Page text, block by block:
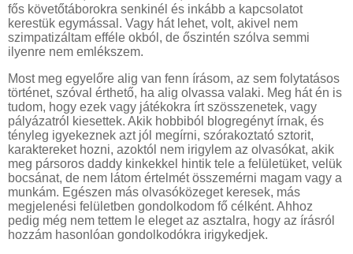
fős követőtáborokra senkinél és inkább a kapcsolatot
kerestük egymással. Vagy hát lehet, volt, akivel nem
szimpatizáltam efféle okból, de őszintén szólva semmi
ilyenre nem emlékszem.
Most meg egyelőre alig van fenn írásom, az sem folytatásos
történet, szóval érthető, ha alig olvassa valaki. Meg hát én is
tudom, hogy ezek vagy játékokra írt szösszenetek, vagy
pályázatról kiesettek. Akik hobbiból blogregényt írnak, és
tényleg igyekeznek azt jól megírni, szórakoztató sztorit,
karaktereket hozni, azoktól nem irigylem az olvasókat, akik
meg pársoros daddy kinkekkel hintik tele a felületüket, velük
bocsánat, de nem látom értelmét összemérni magam vagy a
munkám. Egészen más olvasóközeget keresek, más
megjelenési felületben gondolkodom fő célként. Ahhoz
pedig még nem tettem le eleget az asztalra, hogy az írásról
hozzám hasonlóan gondolkodókra irigykedjek.